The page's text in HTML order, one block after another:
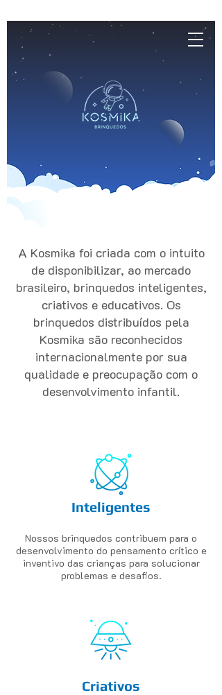
A Kosmika foi criada com o intuito
de disponibilizar, ao mercado
brasileiro, brinquedos inteligentes,
criativos e educativos. Os
brinquedos distribuídos pela
Kosmika são reconhecidos
internacionalmente por sua
qualidade e preocupação com o
desenvolvimento infantil.
Inteligentes
Nossos brinquedos contribuem para o
desenvolvimento do pensamento crítico e
inventivo das crianças para solucionar
problemas e desafios.
Criativos